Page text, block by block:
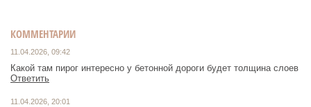
КОММЕНТАРИИ
11.04.2026, 09:42
Какой там пирог интересно у бетонной дороги будет толщина слоев
Ответить
11.04.2026, 20:01